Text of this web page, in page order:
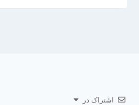
اشتراک در